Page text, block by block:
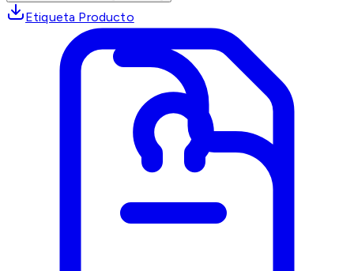
Etiqueta Producto